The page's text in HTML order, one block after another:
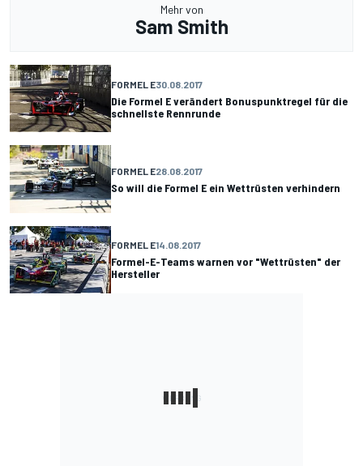
Mehr von
Sam Smith
FORMEL E30.08.2017
Die Formel E verändert Bonuspunktregel für die
schnellste Rennrunde
FORMEL E28.08.2017
So will die Formel E ein Wettrüsten verhindern
FORMEL E14.08.2017
Formel-E-Teams warnen vor "Wettrüsten" der
Hersteller